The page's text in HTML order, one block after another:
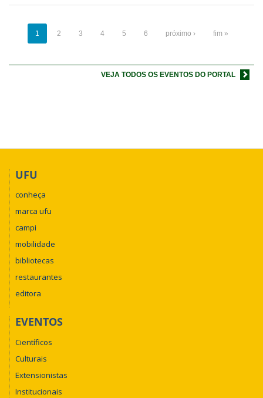
1 2 3 4 5 6 próximo › fim »
VEJA TODOS OS EVENTOS DO PORTAL
UFU
conheça
marca ufu
campi
mobilidade
bibliotecas
restaurantes
editora
EVENTOS
Científicos
Culturais
Extensionistas
Institucionais